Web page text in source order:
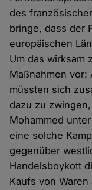
des
bringe, dass der
europäischen
Um das wirksam
Maßnahmen vor:
müssten sich
dazu zu
Mohammed
eine solche
gegenüber
Handelsboykott
Kaufs von